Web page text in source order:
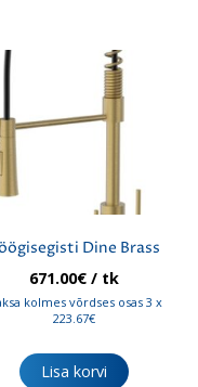
Dine Brass
671.00€/ tk
kolmes võrdses osas 3 x
223.67€
Lisa korvi